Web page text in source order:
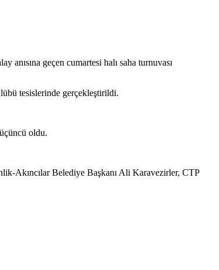
geçen cumartesi halı saha turnuvası
tesislerinde gerçekleştirildi.
oldu.
Akıncılar Belediye Başkanı Ali Karavezirler, CTP